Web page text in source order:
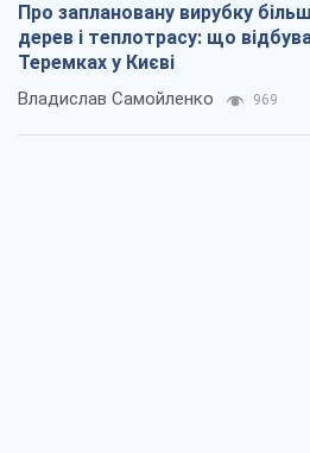
Про заплановану вирубку
дерев і теплотрасу: що
Теремках у Києві
Владислав Самойленко 969